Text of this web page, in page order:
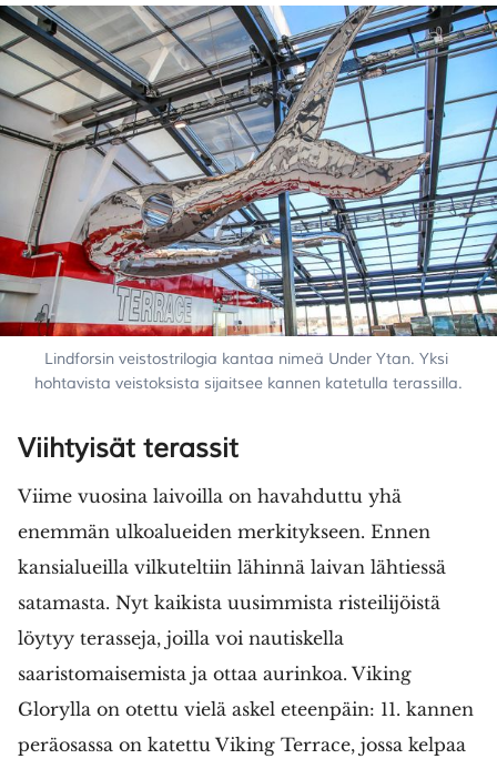
Lindforsin veistostrilogia kantaa nimeä Under Ytan. Yksi
hohtavista veistoksista sijaitsee kannen katetulla terassilla.
Viihtyisät terassit
Viime vuosina laivoilla on havahduttu yhä
enemmän ulkoalueiden merkitykseen. Ennen
kansialueilla vilkuteltiin lähinnä laivan lähtiessä
satamasta. Nyt kaikista uusimmista risteilijöistä
löytyy terasseja, joilla voi nautiskella
saaristomaisemista ja ottaa aurinkoa. Viking
Glorylla on otettu vielä askel eteenpäin: 11. kannen
peräosassa on katettu Viking Terrace, jossa kelpaa